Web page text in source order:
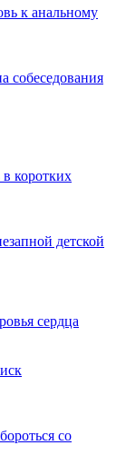
к анальному
собеседования
коротких
детской
сердца
со